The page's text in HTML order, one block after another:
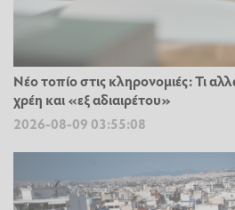
Νέο τοπίο στις κληρονομιές: Τι
χρέη και «εξ αδιαιρέτου»
2026-08-09 03:55:08